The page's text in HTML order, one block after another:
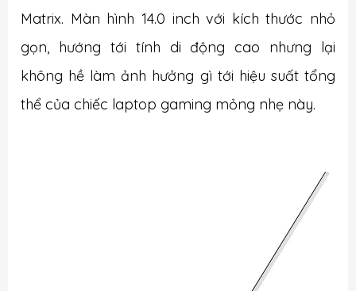
Matrix. Màn hình 14.0 inch với kích thước nhỏ
gọn, hướng tới tính di động cao nhưng lại
không hề làm ảnh hưởng gì tới hiệu suất tổng
thể của chiếc laptop gaming mỏng nhẹ này.